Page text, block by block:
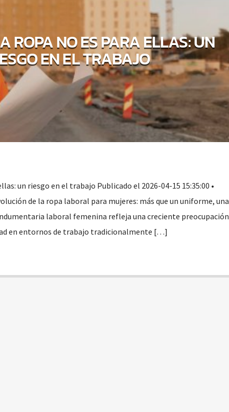
ROPA NO ES PARA ELLAS: UN
EN EL TRABAJO
un riesgo en el trabajo Publicado el 2026-04-15 15:35:00 •
de la ropa laboral para mujeres: más que un uniforme, una
laboral femenina refleja una creciente preocupación
en entornos de trabajo tradicionalmente […]